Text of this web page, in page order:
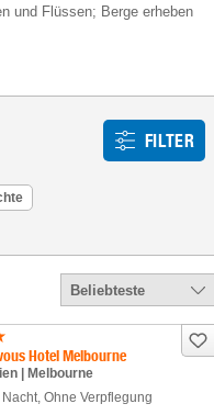
und Flüssen; Berge erheben
FILTER
Beliebteste
Hotel Melbourne
| Melbourne
Nacht, Ohne Verpflegung